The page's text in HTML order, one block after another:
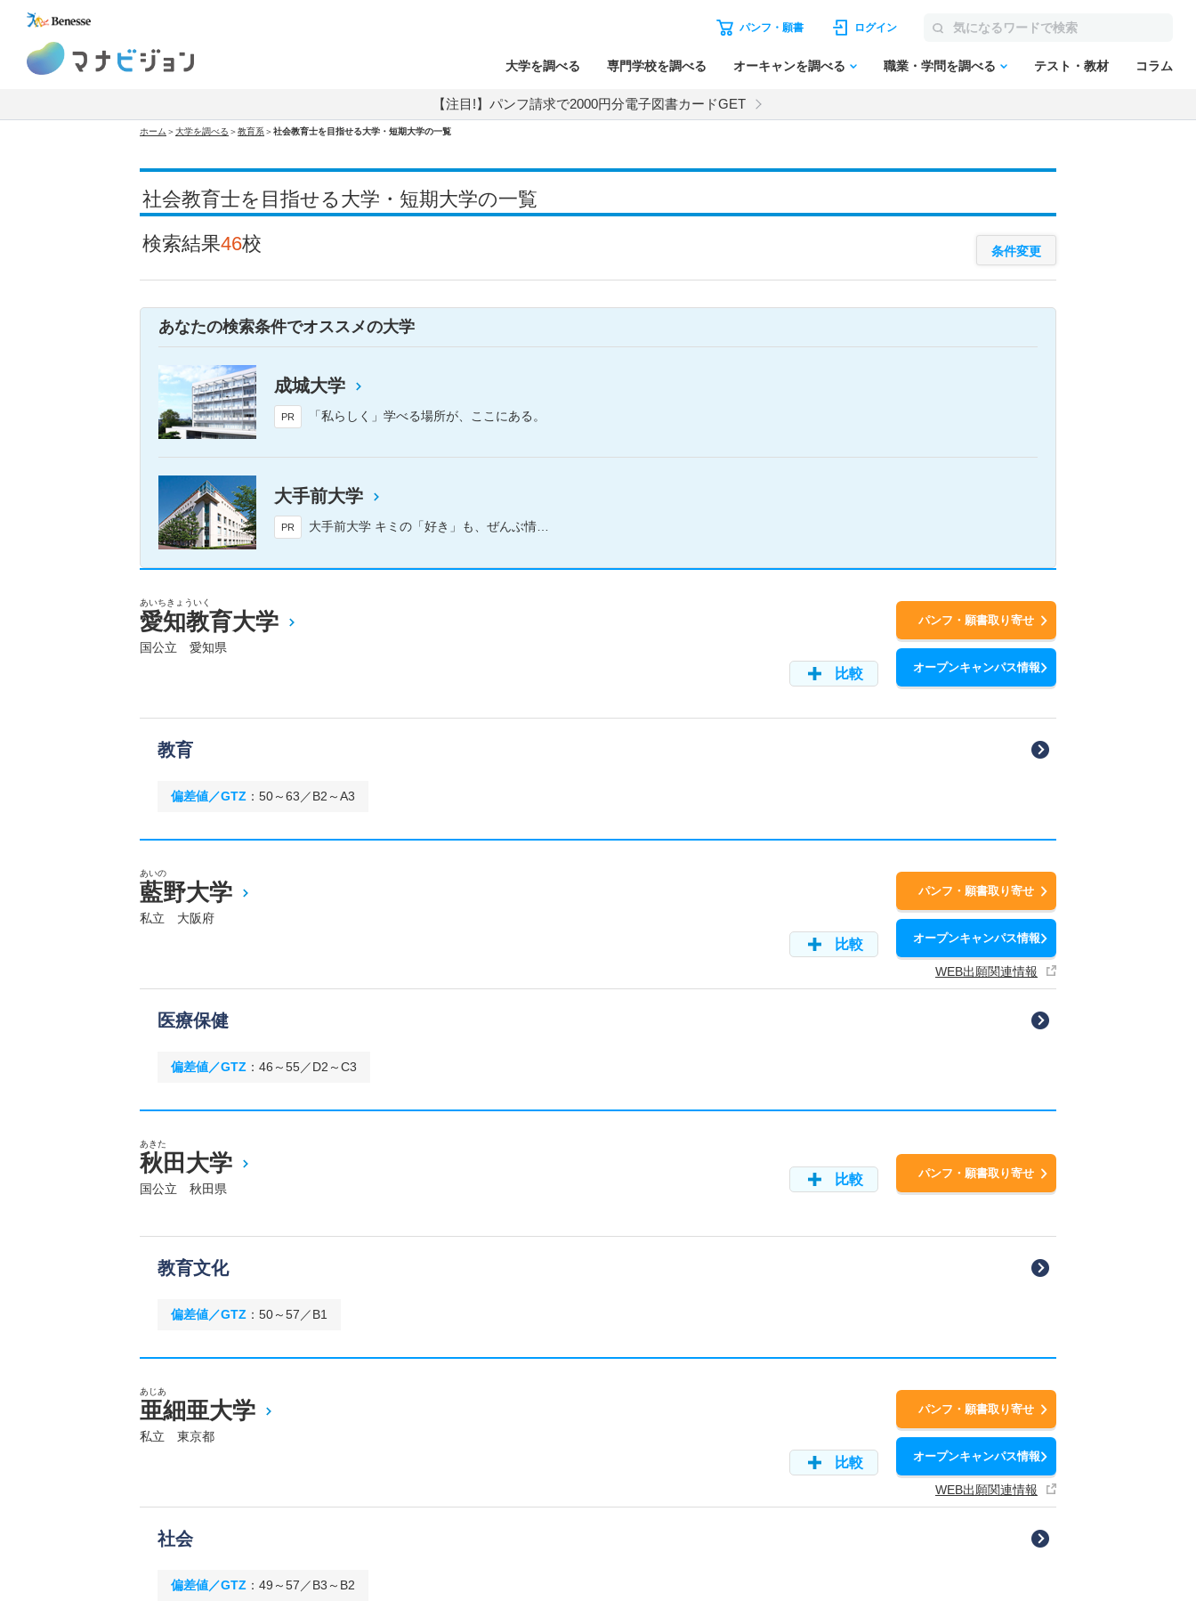
パンフ・願書 ログイン
大学を調べる 専門学校を調べる オーキャンを調べる 職業・学問を調べる テスト・教材 コラム
【注目!】パンフ請求で2000円分電子図書カードGET
ホーム ＞大学を調べる ＞教育系＞社会教育士を目指せる大学・短期大学の一覧
社会教育士を目指せる大学・短期大学の一覧
検索結果46校 条件変更
あなたの検索条件でオススメの大学
成城大学
PR 「私らしく」学べる場所が、ここにある。
大手前大学
PR 大手前大学 キミの「好き」も、ぜんぶ情報学につながってる。
あいちきょういく
愛知教育大学
国公立 愛知県
パンフ・願書取り寄せ
比較 オープンキャンパス情報
教育
偏差値／GTZ ： 50～63／B2～A3
あいの
藍野大学
私立 大阪府
パンフ・願書取り寄せ
比較 オープンキャンパス情報
WEB出願関連情報
医療保健
偏差値／GTZ ： 46～55／D2～C3
あきた
秋田大学
国公立 秋田県
比較 パンフ・願書取り寄せ
教育文化
偏差値／GTZ ： 50～57／B1
あじあ
亜細亜大学
私立 東京都
パンフ・願書取り寄せ
比較 オープンキャンパス情報
WEB出願関連情報
社会
偏差値／GTZ ： 49～57／B3～B2